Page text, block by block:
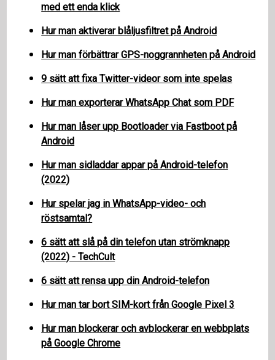
med ett enda klick
Hur man aktiverar blåljusfiltret på Android
Hur man förbättrar GPS-noggrannheten på Android
9 sätt att fixa Twitter-videor som inte spelas
Hur man exporterar WhatsApp Chat som PDF
Hur man låser upp Bootloader via Fastboot på
Android
Hur man sidladdar appar på Android-telefon
(2022)
Hur spelar jag in WhatsApp-video- och
röstsamtal?
6 sätt att slå på din telefon utan strömknapp
(2022) - TechCult
6 sätt att rensa upp din Android-telefon
Hur man tar bort SIM-kort från Google Pixel 3
Hur man blockerar och avblockerar en webbplats
på Google Chrome